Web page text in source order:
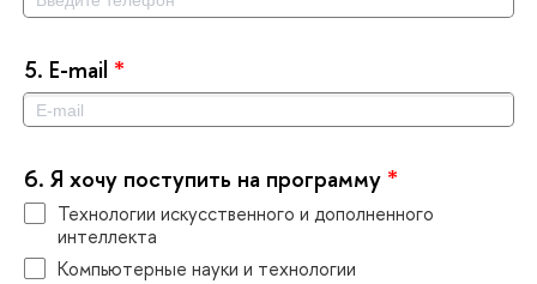
5. E-mail *
6. Я хочу поступить на программу *
Технологии искусственного и дополненного
интеллекта
Компьютерные науки и технологии